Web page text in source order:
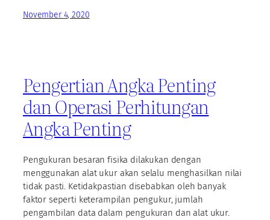
November 4, 2020
Pengertian Angka Penting
dan Operasi Perhitungan
Angka Penting
Pengukuran besaran fisika dilakukan dengan
menggunakan alat ukur akan selalu menghasilkan nilai
tidak pasti. Ketidakpastian disebabkan oleh banyak
faktor seperti keterampilan pengukur, jumlah
pengambilan data dalam pengukuran dan alat ukur.